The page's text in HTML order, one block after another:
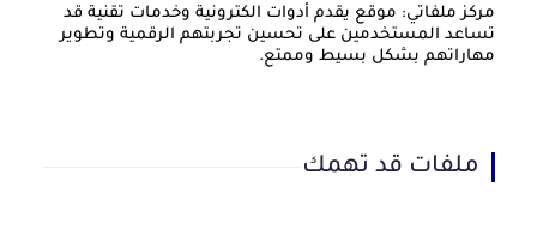
مركز ملفاتي: موقع يقدم أدوات الكترونية وخدمات تقنية قد
تساعد المستخدمين على تحسين تجربتهم الرقمية وتطوير
مهاراتهم بشكل بسيط وممتع.
ملفات قد تهمك